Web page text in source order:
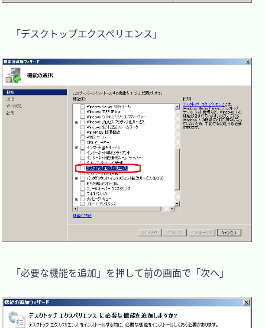
「デスクトップエクスペリエンス」
「必要な機能を追加」を押して前の画面で「次へ」